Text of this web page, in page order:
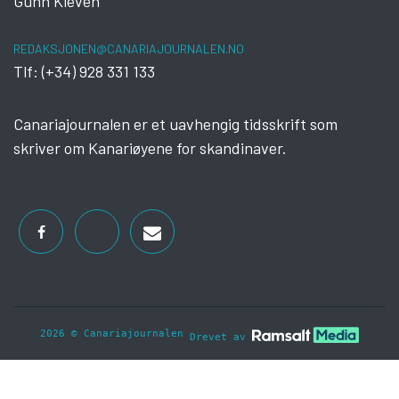
REDAKSJONEN@CANARIAJOURNALEN.NO
Tlf: (+34) 928 331 133
Canariajournalen er et uavhengig tidsskrift som
skriver om Kanariøyene for skandinaver.
2026 © Canariajournalen Drevet av